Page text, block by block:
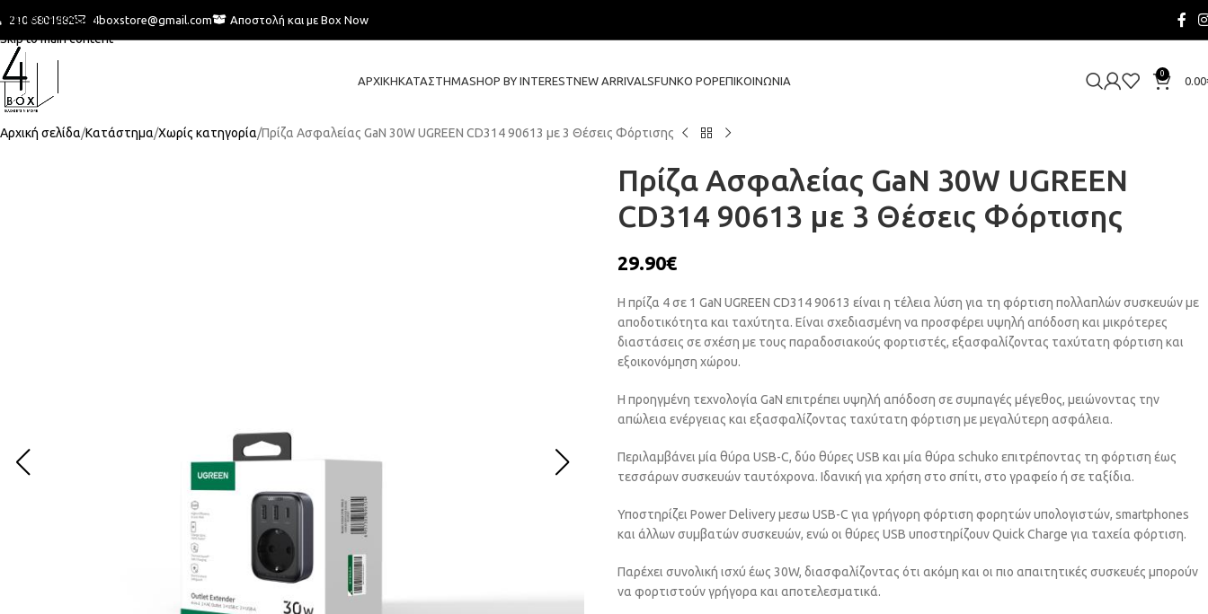
Skip to navigation
Skip to main content
210 6801882 4boxstore@gmail.com Αποστολή και με Box Now
ΑΡΧΙΚΉΚΑΤΆΣΤΗΜΑSHOP BY INTERESTNEW ARRIVALSFUNKO POPΕΠΙΚΟΙΝΩΝΊΑ
0
0.00
Αρχική σελίδα Κατάστημα Χωρίς κατηγορία Πρίζα Ασφαλείας GaN 30W UGREEN CD314 90613 με 3 Θέσεις Φόρτισης
Πρίζα Ασφαλείας GaN 30W UGREEN
CD314 90613 με 3 Θέσεις Φόρτισης
29.90€
Η πρίζα 4 σε 1 GaN UGREEN CD314 90613 είναι η τέλεια λύση για τη φόρτιση πολλαπλών συσκευών με
αποδοτικότητα και ταχύτητα. Είναι σχεδιασμένη να προσφέρει υψηλή απόδοση και μικρότερες
διαστάσεις σε σχέση με τους παραδοσιακούς φορτιστές, εξασφαλίζοντας ταχύτατη φόρτιση και
εξοικονόμηση χώρου.
Η προηγμένη τεχνολογία GaN επιτρέπει υψηλή απόδοση σε συμπαγές μέγεθος, μειώνοντας την
απώλεια ενέργειας και εξασφαλίζοντας ταχύτατη φόρτιση με μεγαλύτερη ασφάλεια.
Περιλαμβάνει μία θύρα USB-C, δύο θύρες USB και μία θύρα schuko επιτρέποντας τη φόρτιση έως
τεσσάρων συσκευών ταυτόχρονα. Ιδανική για χρήση στο σπίτι, στο γραφείο ή σε ταξίδια.
Υποστηρίζει Power Delivery μεσω USB-C για γρήγορη φόρτιση φορητών υπολογιστών, smartphones
και άλλων συμβατών συσκευών, ενώ οι θύρες USB υποστηρίζουν Quick Charge για ταχεία φόρτιση.
Παρέχει συνολική ισχύ έως 30W, διασφαλίζοντας ότι ακόμη και οι πιο απαιτητικές συσκευές μπορούν
να φορτιστούν γρήγορα και αποτελεσματικά.